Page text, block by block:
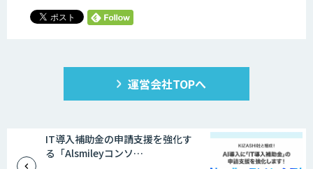
運営会社TOPへ
IT導入補助金の申請支援を強化す
る「Alsmileyコンソ…